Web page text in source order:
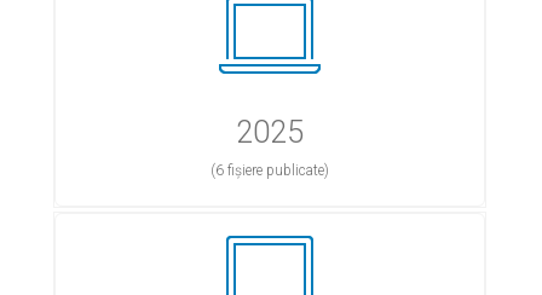
2025
(6 fișiere publicate)